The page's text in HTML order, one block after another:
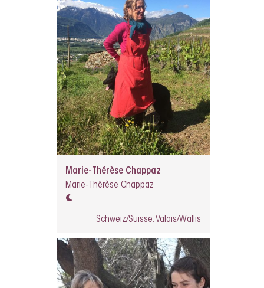
Marie-Thérèse Chappaz
Marie-Thérèse Chappaz
Schweiz/Suisse, Valais/Wallis